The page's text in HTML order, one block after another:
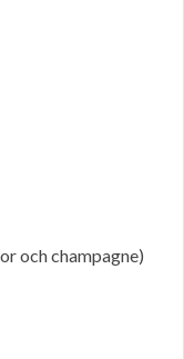
och champagne)